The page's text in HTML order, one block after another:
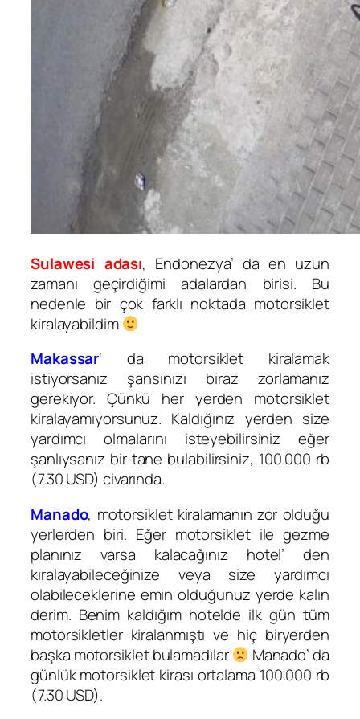
Sulawesi adası, Endonezya’ da en uzun
zamanı geçirdiğimi adalardan birisi. Bu
nedenle bir çok farklı noktada motorsiklet
kiralayabildim
Makassar‘ da motorsiklet kiralamak
istiyorsanız şansınızı biraz zorlamanız
gerekiyor. Çünkü her yerden motorsiklet
kiralayamıyorsunuz. Kaldığınız yerden size
yardımcı olmalarını isteyebilirsiniz eğer
şanlıysanız bir tane bulabilirsiniz, 100.000 rb
(7.30 USD) civarında.
Manado, motorsiklet kiralamanın zor olduğu
yerlerden biri. Eğer motorsiklet ile gezme
planınız varsa kalacağınız hotel’ den
kiralayabileceğinize veya size yardımcı
olabileceklerine emin olduğunuz yerde kalın
derim. Benim kaldığım hotelde ilk gün tüm
motorsikletler kiralanmıştı ve hiç biryerden
başka motorsiklet bulamadılar
Manado’ da
günlük motorsiklet kirası ortalama 100.000 rb
(7.30 USD).